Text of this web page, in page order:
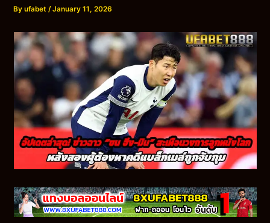
Byufabet/January 11, 2026